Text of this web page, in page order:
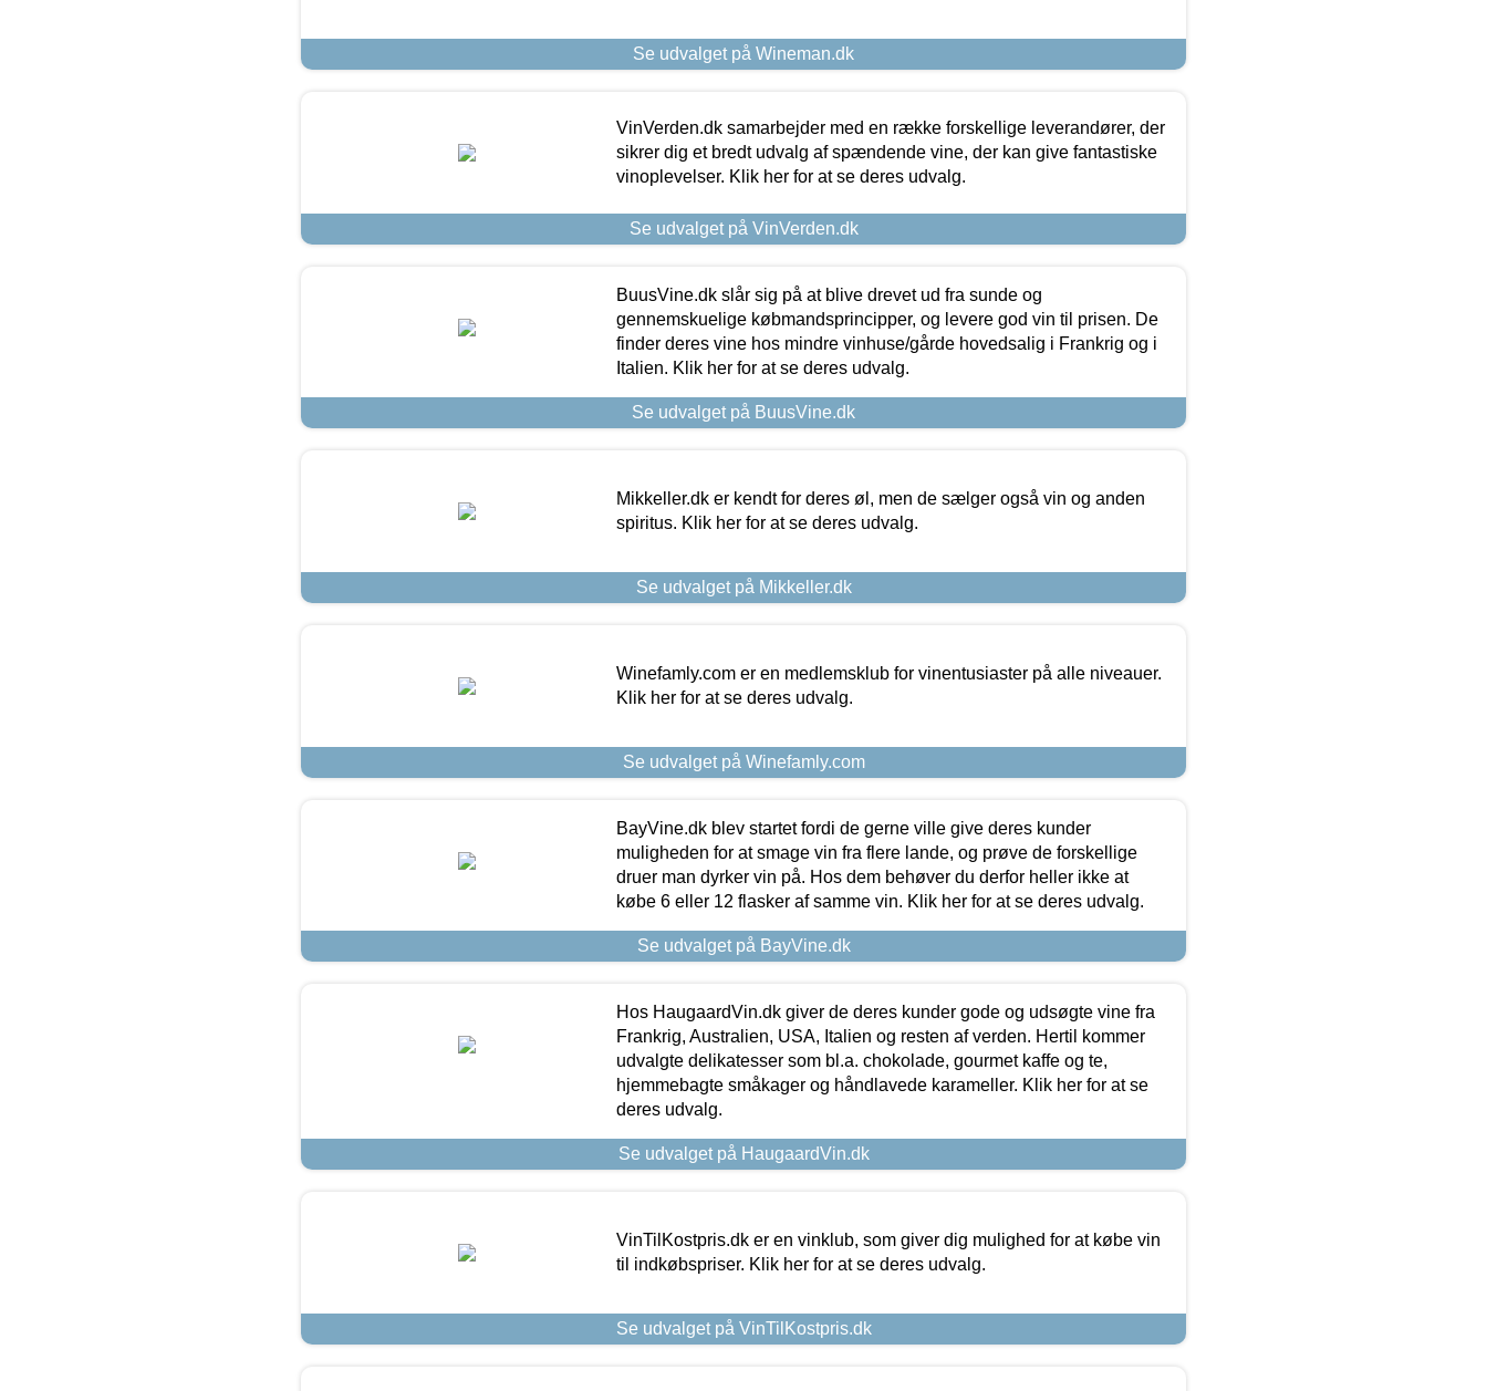
Se udvalget på Wineman.dk
VinVerden.dk samarbejder med en række forskellige leverandører, der
sikrer dig et bredt udvalg af spændende vine, der kan give fantastiske
vinoplevelser. Klik her for at se deres udvalg.
Se udvalget på VinVerden.dk
BuusVine.dk slår sig på at blive drevet ud fra sunde og
gennemskuelige købmandsprincipper, og levere god vin til prisen. De
finder deres vine hos mindre vinhuse/gårde hovedsalig i Frankrig og i
Italien. Klik her for at se deres udvalg.
Se udvalget på BuusVine.dk
Mikkeller.dk er kendt for deres øl, men de sælger også vin og anden
spiritus. Klik her for at se deres udvalg.
Se udvalget på Mikkeller.dk
Winefamly.com er en medlemsklub for vinentusiaster på alle niveauer.
Klik her for at se deres udvalg.
Se udvalget på Winefamly.com
BayVine.dk blev startet fordi de gerne ville give deres kunder
muligheden for at smage vin fra flere lande, og prøve de forskellige
druer man dyrker vin på. Hos dem behøver du derfor heller ikke at
købe 6 eller 12 flasker af samme vin. Klik her for at se deres udvalg.
Se udvalget på BayVine.dk
Hos HaugaardVin.dk giver de deres kunder gode og udsøgte vine fra
Frankrig, Australien, USA, Italien og resten af verden. Hertil kommer
udvalgte delikatesser som bl.a. chokolade, gourmet kaffe og te,
hjemmebagte småkager og håndlavede karameller. Klik her for at se
deres udvalg.
Se udvalget på HaugaardVin.dk
VinTilKostpris.dk er en vinklub, som giver dig mulighed for at købe vin
til indkøbspriser. Klik her for at se deres udvalg.
Se udvalget på VinTilKostpris.dk